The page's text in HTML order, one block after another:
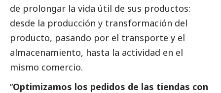
de prolongar la vida útil de sus productos:
desde la producción y transformación del
producto, pasando por el transporte y el
almacenamiento, hasta la actividad en el
mismo comercio.
“Optimizamos los pedidos de las tiendas con